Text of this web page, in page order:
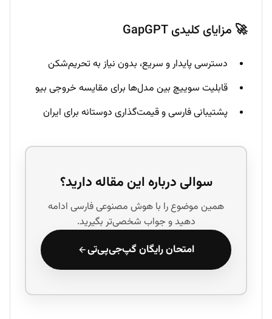
🚀 مزایای کلیدی GapGPT
دسترسی پایدار و سریع، بدون نیاز به تحریم‌شکن
قابلیت سوییچ بین مدل‌ها برای مقایسه خروجی بیو
پشتیبانی فارسی و قیمت‌گذاری دوستانه برای ایران
سوالی درباره این مقاله دارید؟
همین موضوع را با هوش مصنوعی فارسی ادامه
دهید و جواب شخصی‌تر بگیرید.
امتحان رایگان گپ‌جی‌پی‌تی